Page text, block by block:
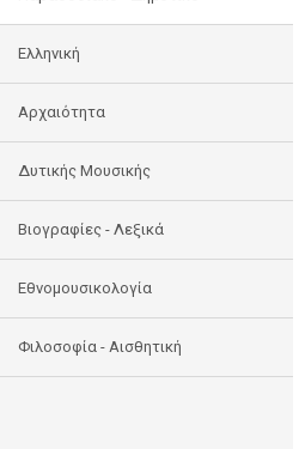
Ελληνική
Αρχαιότητα
Δυτικής Μουσικής
Βιογραφίες - Λεξικά
Εθνομουσικολογία
Φιλοσοφία - Αισθητική